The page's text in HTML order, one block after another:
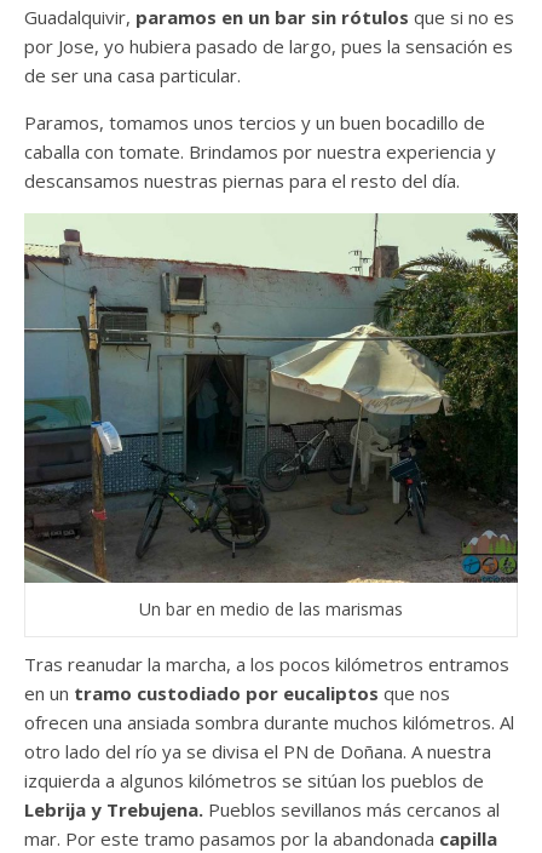
Guadalquivir, paramos en un bar sin rótulos que si no es
por Jose, yo hubiera pasado de largo, pues la sensación es
de ser una casa particular.
Paramos, tomamos unos tercios y un buen bocadillo de
caballa con tomate. Brindamos por nuestra experiencia y
descansamos nuestras piernas para el resto del día.
Un bar en medio de las marismas
Tras reanudar la marcha, a los pocos kilómetros entramos
en un tramo custodiado por eucaliptos que nos
ofrecen una ansiada sombra durante muchos kilómetros. Al
otro lado del río ya se divisa el PN de Doñana. A nuestra
izquierda a algunos kilómetros se sitúan los pueblos de
Lebrija y Trebujena. Pueblos sevillanos más cercanos al
mar. Por este tramo pasamos por la abandonada capilla